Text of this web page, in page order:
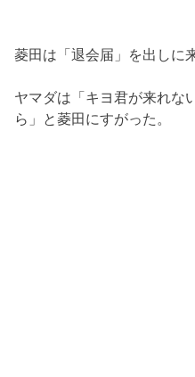
菱田は「退会届」を出しに
ヤマダは「キヨ君が来れな
ら」と菱田にすがった。